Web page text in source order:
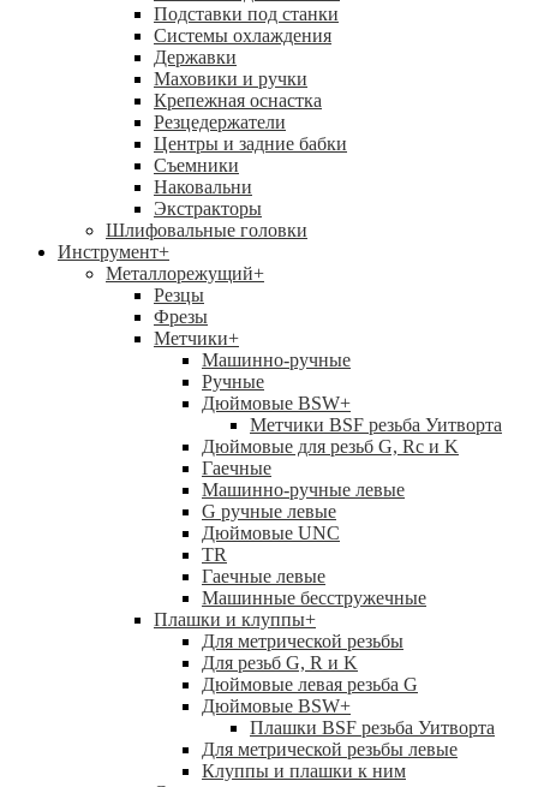
Подставки под станки
Системы охлаждения
Державки
Маховики и ручки
Крепежная оснастка
Резцедержатели
Центры и задние бабки
Съемники
Наковальни
Экстракторы
Шлифовальные головки
Инструмент+
Металлорежущий+
Резцы
Фрезы
Метчики+
Машинно-ручные
Ручные
Дюймовые BSW+
Метчики BSF резьба Уитворта
Дюймовые для резьб G, Rc и K
Гаечные
Машинно-ручные левые
G ручные левые
Дюймовые UNC
TR
Гаечные левые
Машинные бесстружечные
Плашки и клуппы+
Для метрической резьбы
Для резьб G, R и K
Дюймовые левая резьба G
Дюймовые BSW+
Плашки BSF резьба Уитворта
Для метрической резьбы левые
Клуппы и плашки к ним